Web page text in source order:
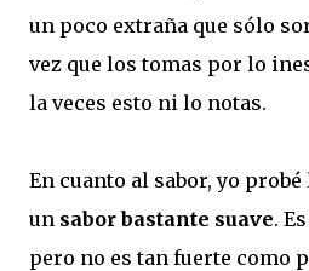
un poco extraña que sólo
vez que los tomas por lo
la veces esto ni lo notas.
En cuanto al sabor, yo
un sabor bastante suave.
pero no es tan fuerte como